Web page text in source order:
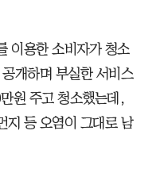
이용한 소비자가 청소
개하며 부실한 서비스
원 주고 청소했는데,
지 등 오염이 그대로 남